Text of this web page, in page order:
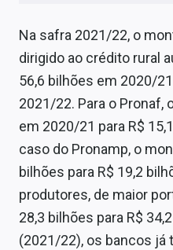
Na safra 2021/22, o
dirigido ao crédito rural
56,6 bilhões em 2020/
2021/22. Para o Pronaf,
em 2020/21 para R$
caso do Pronamp, o
bilhões para R$ 19,2
produtores, de maior
28,3 bilhões para R$
(2021/22), os bancos já